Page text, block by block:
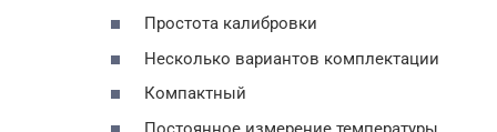
Простота калибровки
Несколько вариантов комплектации
Компактный